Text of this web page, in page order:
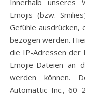
Innerhalb unseres
Emojis (bzw.
Gefühle
bezogen werden.
die IP-Adressen der
Emojie-Dateien an
werden können.
Automattic Inc., 60